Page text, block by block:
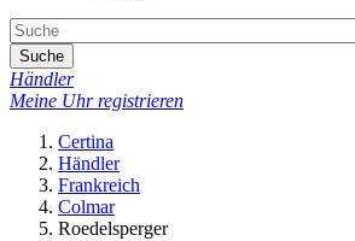
Suche
Händler
Meine Uhr registrieren
Certina
Händler
Frankreich
Colmar
Roedelsperger